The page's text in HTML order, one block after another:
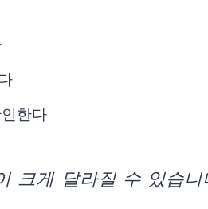
한다
크게 달라질 수 있습니